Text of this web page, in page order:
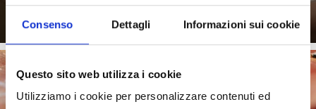
Consenso Dettagli Informazioni sui cookie
Questo sito web utilizza i cookie
Utilizziamo i cookie per personalizzare contenuti ed